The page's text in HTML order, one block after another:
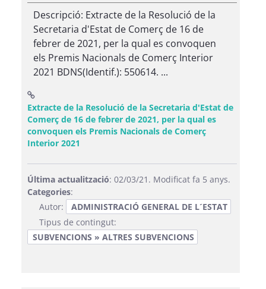
Descripció: Extracte de la Resolució de la
Secretaria d'Estat de Comerç de 16 de
febrer de 2021, per la qual es convoquen
els Premis Nacionals de Comerç Interior
2021 BDNS(Identif.): 550614. ...
Extracte de la Resolució de la Secretaria d'Estat de
Comerç de 16 de febrer de 2021, per la qual es
convoquen els Premis Nacionals de Comerç
Interior 2021
Última actualització: 02/03/21. Modificat fa 5 anys.
Categories:
Autor:
ADMINISTRACIÓ GENERAL DE L´ESTAT
Tipus de contingut:
SUBVENCIONS » ALTRES SUBVENCIONS